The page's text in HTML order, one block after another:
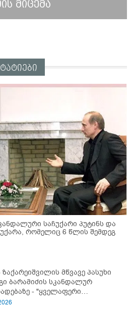
მიცემა
საჩუქარი პუტინს და
რომელიც 6 წლის შემდეგ
ზაქარეიშვილის მწვავე პასუხი
ბარამიძის სკანდალურ
- "ყველაფერი
ვიცი... კამანში მოკლული